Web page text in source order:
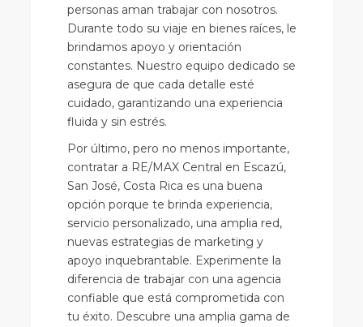
personas aman trabajar con nosotros.
Durante todo su viaje en bienes raíces, le
brindamos apoyo y orientación
constantes. Nuestro equipo dedicado se
asegura de que cada detalle esté
cuidado, garantizando una experiencia
fluida y sin estrés.
Por último, pero no menos importante,
contratar a RE/MAX Central en Escazú,
San José, Costa Rica es una buena
opción porque te brinda experiencia,
servicio personalizado, una amplia red,
nuevas estrategias de marketing y
apoyo inquebrantable. Experimente la
diferencia de trabajar con una agencia
confiable que está comprometida con
tu éxito. Descubre una amplia gama de